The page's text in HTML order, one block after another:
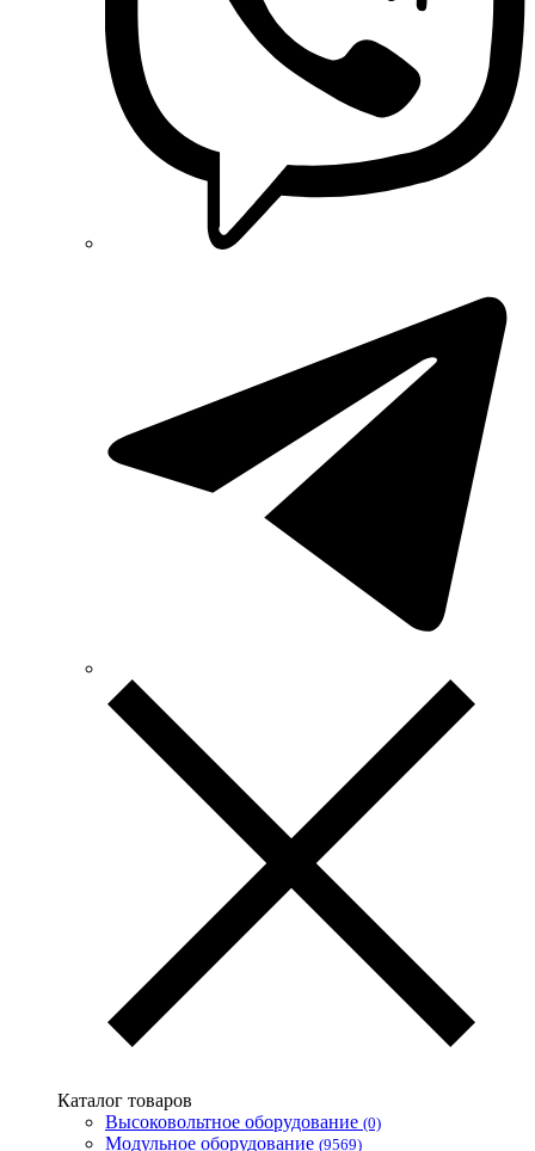
PYLONTECH (Китай)
Radpol (Польша)
Raut (Украина)
Reliance (Украина)
REM POWER (Словения)
Schneider-Electric (Франция)
Selec (Индия)
Smart-MAIC
Technoelectric (Италия)
Technosystems (Украина)
TEKPAN (Турция)
TeleTec (Украина)
Vargo (Украина)
Vector VS
Vimar (Италия)
Volter (Украина)
Volterm (Украина)
Wago (Германия)
АС Привод (Украина)
АСКО-УКРЕМ (Украина)
Запорожский завод цветных металлов (ЗЗЦМ)
Каблекс Одесса
Мегомметр (Украина)
Промфактор
Термофит
Каталог товаров
Высоковольтное оборудование (0)
Модульное оборудование (9569)